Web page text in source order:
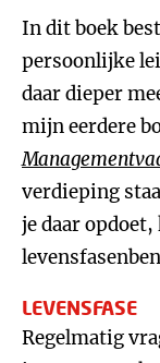
In dit boek
persoonlijke
daar dieper
mijn eerdere
verdieping
je daar
LEVENSFASE
Regelmatig